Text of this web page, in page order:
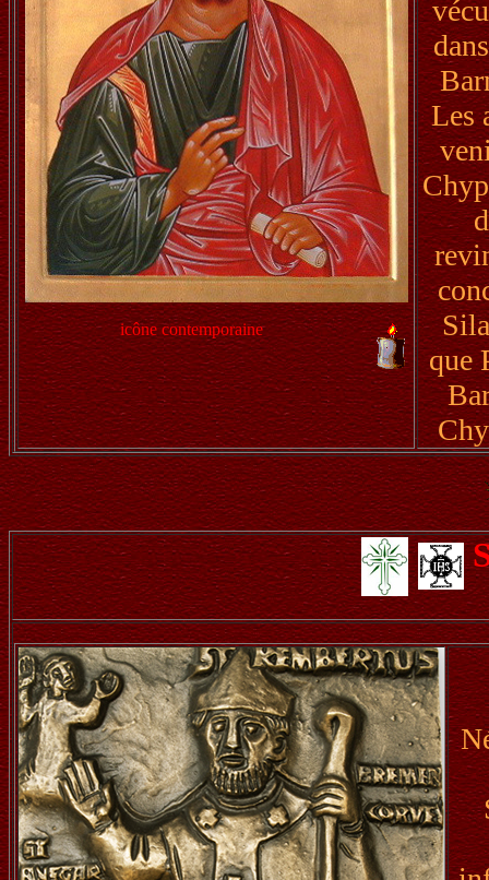
icône contemporaine
Les
que